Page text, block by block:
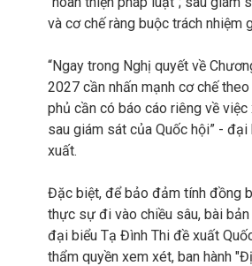
và cơ chế ràng buộc trách nhiệm
“Ngay trong Nghị quyết về
2027 cần nhấn mạnh cơ chế
phủ cần có báo cáo riêng về
sau giám sát của Quốc hội” -
xuất.
Đặc biệt, để bảo đảm tính đồng
thực sự đi vào chiều sâu, bài
đại biểu Tạ Đình Thi đề xuất
thẩm quyền xem xét, ban hành